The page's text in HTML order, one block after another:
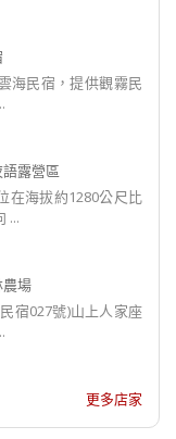
海民宿，提供觀霧民
露營區
在海拔約1280公尺比
...
場
宿027號)山上人家座
更多店家